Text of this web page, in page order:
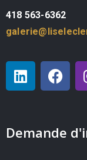
418 563-6362
Demande